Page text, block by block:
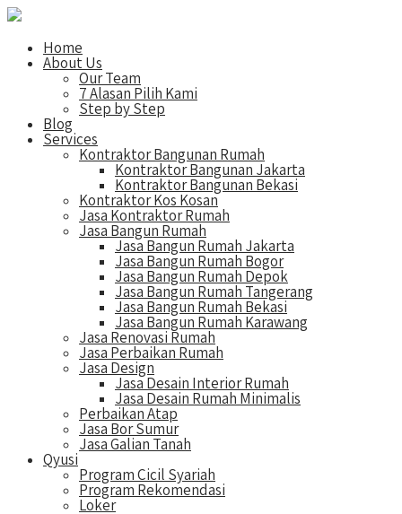
Home
About Us
Our Team
7 Alasan Pilih Kami
Step by Step
Blog
Services
Kontraktor Bangunan Rumah
Kontraktor Bangunan Jakarta
Kontraktor Bangunan Bekasi
Kontraktor Kos Kosan
Jasa Kontraktor Rumah
Jasa Bangun Rumah
Jasa Bangun Rumah Jakarta
Jasa Bangun Rumah Bogor
Jasa Bangun Rumah Depok
Jasa Bangun Rumah Tangerang
Jasa Bangun Rumah Bekasi
Jasa Bangun Rumah Karawang
Jasa Renovasi Rumah
Jasa Perbaikan Rumah
Jasa Design
Jasa Desain Interior Rumah
Jasa Desain Rumah Minimalis
Perbaikan Atap
Jasa Bor Sumur
Jasa Galian Tanah
Qyusi
Program Cicil Syariah
Program Rekomendasi
Loker